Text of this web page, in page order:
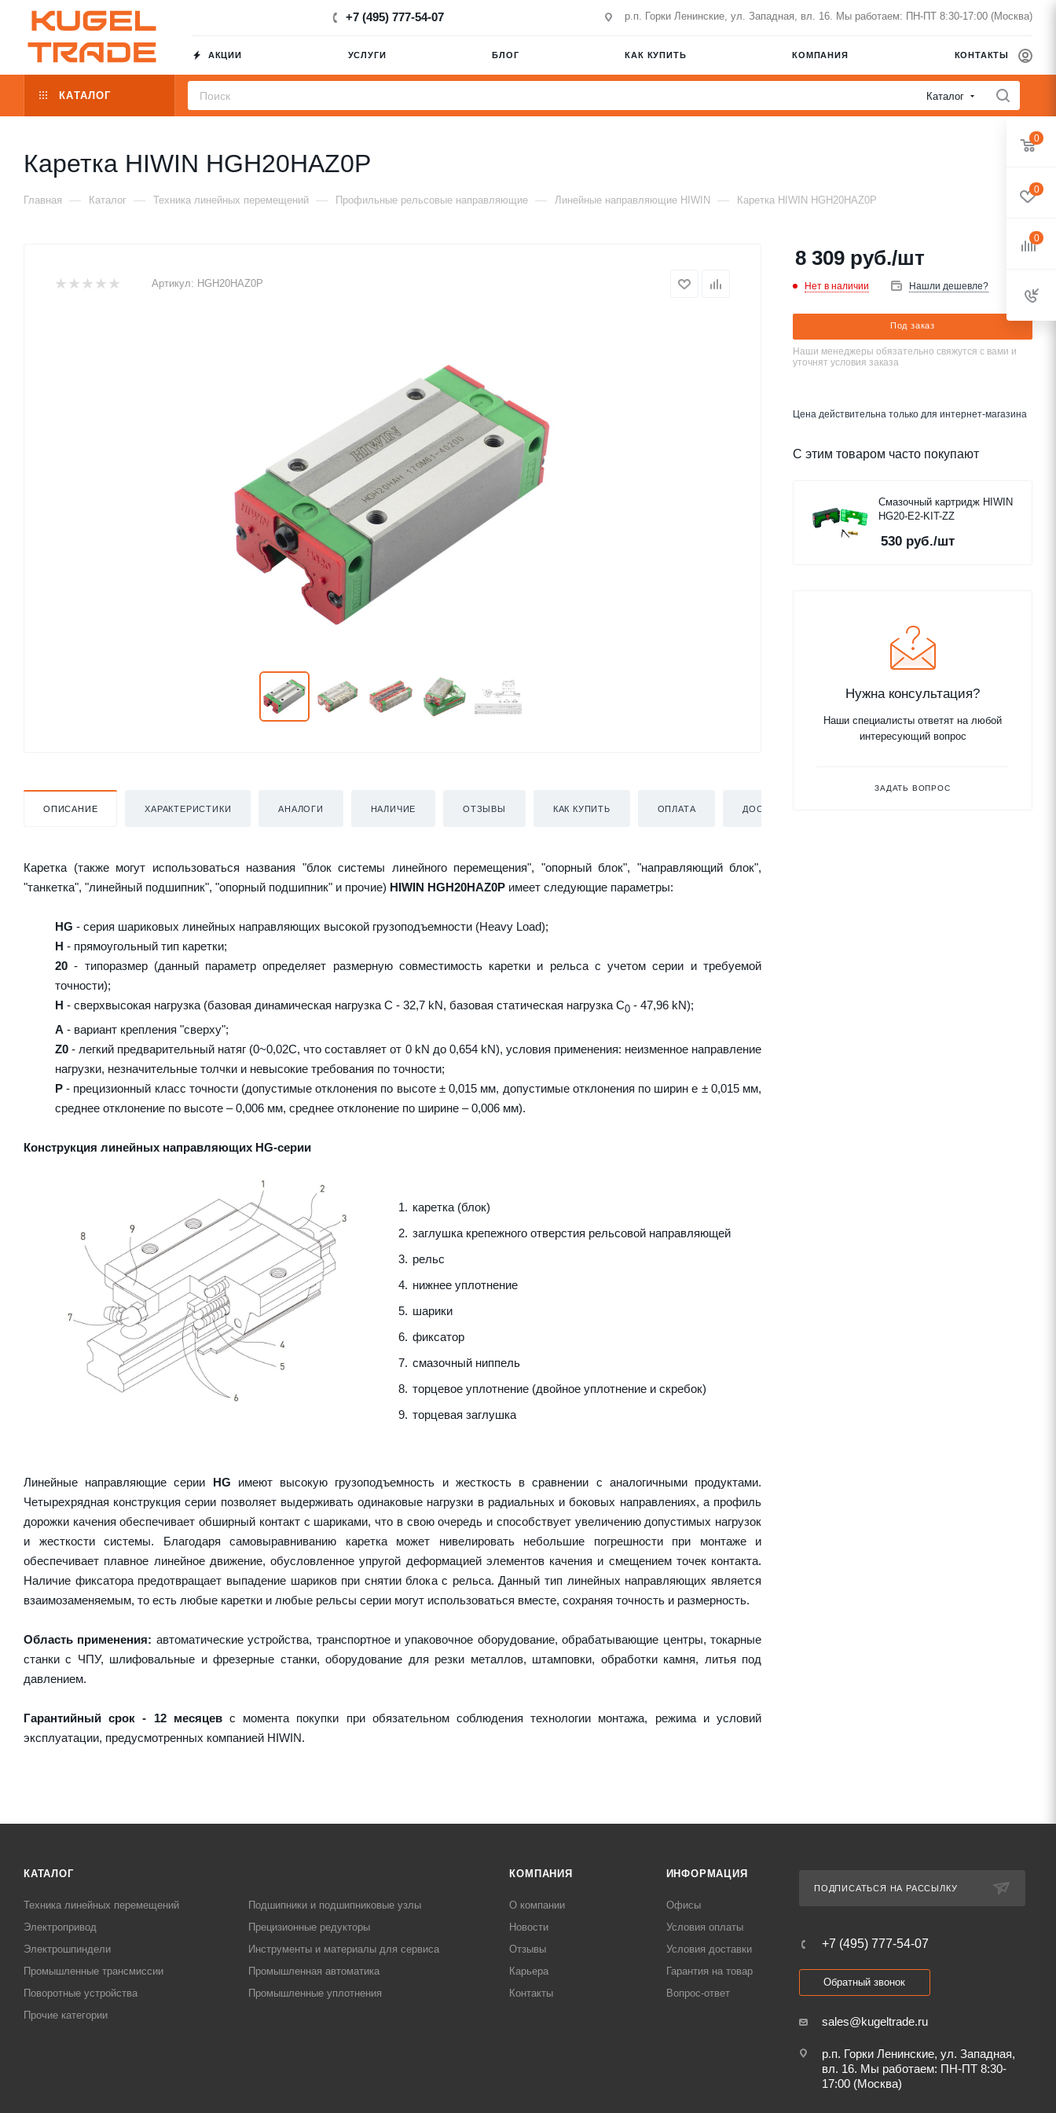
+7 (495) 777-54-07 р.п. Горки Ленинские, ул. Западная, вл. 16. Мы работаем: ПН-ПТ 8:30-17:00 (Москва)
АКЦИИ УСЛУГИ БЛОГ КАК КУПИТЬ КОМПАНИЯ КОНТАКТЫ
КАТАЛОГ Каталог
Каретка HIWIN HGH20HAZ0P
Главная — Каталог — Техника линейных перемещений — Профильные рельсовые направляющие — Линейные направляющие HIWIN — Каретка HIWIN HGH20HAZ0P
Артикул: HGH20HAZ0P
ОПИСАНИЕ ХАРАКТЕРИСТИКИ АНАЛОГИ НАЛИЧИЕ ОТЗЫВЫ КАК КУПИТЬ ОПЛАТА ДОСТАВКА
Каретка (также могут использоваться названия "блок системы линейного перемещения", "опорный блок", "направляющий блок",
"танкетка", "линейный подшипник", "опорный подшипник" и прочие) HIWIN HGH20HAZ0P имеет следующие параметры:
HG - серия шариковых линейных направляющих высокой грузоподъемности (Heavy Load);
H - прямоугольный тип каретки;
20 - типоразмер (данный параметр определяет размерную совместимость каретки и рельса с учетом серии и требуемой
точности);
H - сверхвысокая нагрузка (базовая динамическая нагрузка C - 32,7 kN, базовая статическая нагрузка С0 - 47,96 kN);
A - вариант крепления "сверху";
Z0 - легкий предварительный натяг (0~0,02C, что составляет от 0 kN до 0,654 kN), условия применения: неизменное направление
нагрузки, незначительные толчки и невысокие требования по точности;
P - прецизионный класс точности (допустимые отклонения по высоте ± 0,015 мм, допустимые отклонения по ширин е ± 0,015 мм,
среднее отклонение по высоте – 0,006 мм, среднее отклонение по ширине – 0,006 мм).
Конструкция линейных направляющих HG-серии
каретка (блок)
заглушка крепежного отверстия рельсовой направляющей
рельс
нижнее уплотнение
шарики
фиксатор
смазочный ниппель
торцевое уплотнение (двойное уплотнение и скребок)
торцевая заглушка
Линейные направляющие серии HG имеют высокую грузоподъемность и жесткость в сравнении с аналогичными продуктами.
Четырехрядная конструкция серии позволяет выдерживать одинаковые нагрузки в радиальных и боковых направлениях, а профиль
дорожки качения обеспечивает обширный контакт с шариками, что в свою очередь и способствует увеличению допустимых нагрузок
и жесткости системы. Благодаря самовыравниванию каретка может нивелировать небольшие погрешности при монтаже и
обеспечивает плавное линейное движение, обусловленное упругой деформацией элементов качения и смещением точек контакта.
Наличие фиксатора предотвращает выпадение шариков при снятии блока с рельса. Данный тип линейных направляющих является
взаимозаменяемым, то есть любые каретки и любые рельсы серии могут использоваться вместе, сохраняя точность и размерность.
Область применения: автоматические устройства, транспортное и упаковочное оборудование, обрабатывающие центры, токарные
станки с ЧПУ, шлифовальные и фрезерные станки, оборудование для резки металлов, штамповки, обработки камня, литья под
давлением.
Гарантийный срок - 12 месяцевс момента покупки при обязательном соблюдения технологии монтажа, режима и условий
эксплуатации, предусмотренных компанией HIWIN.
8 309 руб./шт
Нет в наличии Нашли дешевле?
Под заказ
Наши менеджеры обязательно свяжутся с вами и
уточнят условия заказа
Цена действительна только для интернет-магазина
С этим товаром часто покупают
Смазочный картридж HIWIN
HG20-E2-KIT-ZZ
530 руб./шт
Нужна консультация?
Наши специалисты ответят на любой
интересующий вопрос
ЗАДАТЬ ВОПРОС
КАТАЛОГ
Техника линейных перемещений
Подшипники и подшипниковые узлы
Электропривод
Прецизионные редукторы
Электрошпиндели
Инструменты и материалы для сервиса
Промышленные трансмиссии
Промышленная автоматика
Поворотные устройства
Промышленные уплотнения
Прочие категории
КОМПАНИЯ
О компании
Новости
Отзывы
Карьера
Контакты
ИНФОРМАЦИЯ
Офисы
Условия оплаты
Условия доставки
Гарантия на товар
Вопрос-ответ
ПОДПИСАТЬСЯ НА РАССЫЛКУ
+7 (495) 777-54-07
Обратный звонок
sales@kugeltrade.ru
р.п. Горки Ленинские, ул. Западная,
вл. 16. Мы работаем: ПН-ПТ 8:30-
17:00 (Москва)
0
0
0